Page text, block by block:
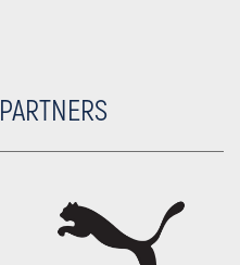
PARTNERS